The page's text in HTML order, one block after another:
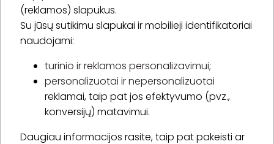
(reklamos) slapukus.
Su jūsų sutikimu slapukai ir mobilieji identifikatoriai
naudojami:
turinio ir reklamos personalizavimui;
personalizuotai ir nepersonalizuotai
reklamai, taip pat jos efektyvumo (pvz.,
konversijų) matavimui.
Daugiau informacijos rasite, taip pat pakeisti ar
Prenumeruoti
Apie „BookitNow“
Informacija